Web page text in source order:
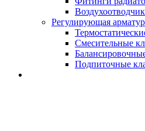
Регулирующая
Смесительные
Подпиточные